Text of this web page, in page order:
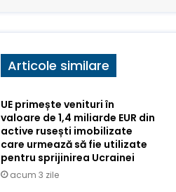
Articole similare
UE primește venituri în
valoare de 1,4 miliarde EUR din
active rusești imobilizate
care urmează să fie utilizate
pentru sprijinirea Ucrainei
acum 3 zile